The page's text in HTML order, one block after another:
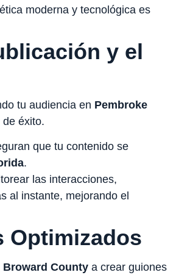
moderna y tecnológica es
y el
tu audiencia en Pembroke
éxito.
que tu contenido se
.
las interacciones,
al instante, mejorando el
Optimizados
Broward County a crear guiones